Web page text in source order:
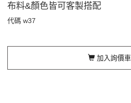
布料&顏色皆可客製搭配
代碼 w37
加入詢價車